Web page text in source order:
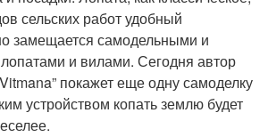
сельских работ удобный
замещается самодельными и
и вилами. Сегодня автор
покажет еще одну самоделку
устройством копать землю будет